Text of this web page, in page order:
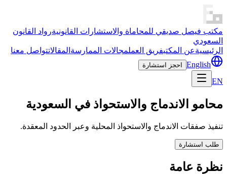
مكتب فيصل صديقي للمحاماة والاستشارات القانونيةرواد القانون
السعودي
الرئيسيةعن المكتبفريق العملمجالات الممارسة المقالاتتواصل معنا
English
احجز استشارة
EN
محامو الاندماج والاستحواذ في السعودية
تنفيذ صفقات الاندماج والاستحواذ المحلية وعبر الحدود المعقدة.
طلب استشارة
نظرة عامة